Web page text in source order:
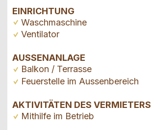
EINRICHTUNG
Waschmaschine
Ventilator
AUSSENANLAGE
Balkon / Terrasse
Feuerstelle im Aussenbereich
AKTIVITÄTEN DES VERMIETERS
Mithilfe im Betrieb